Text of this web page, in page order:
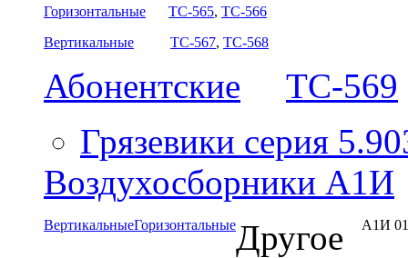
Горизонтальные ТС-565, ТС-566
Вертикальные
ТС-567, ТС-568
Абонентские
ТС-569
Грязевики серия
Воздухосборники А1И
ВертикальныеГоризонтальные А1И
Другое